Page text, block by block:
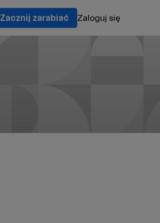
Zacznij zarabiać Zaloguj się